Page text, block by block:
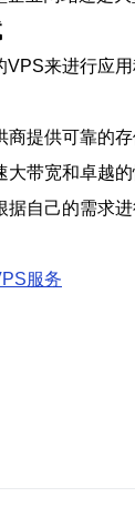
来进行应
提供可靠的
大带宽和卓越
自己的需求
服务